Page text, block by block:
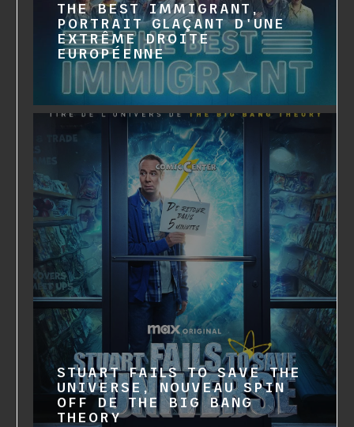
THE BEST IMMIGRANT,
PORTRAIT GLAÇANT D'UNE
EXTRÊME DROITE
EUROPÉENNE
STUART FAILS TO SAVE THE
UNIVERSE, NOUVEAU SPIN
OFF DE THE BIG BANG
THEORY